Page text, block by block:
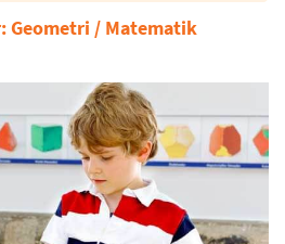
Geometri / Matematik